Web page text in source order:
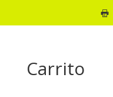
Carrito